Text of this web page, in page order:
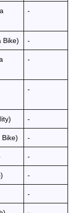
-
Bike) -
-
-
-
-
-
-
-